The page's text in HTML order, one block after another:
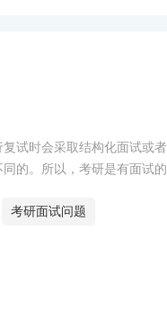
试时会采取结构化面试或
的。所以，考研是有面试的
考研面试问题